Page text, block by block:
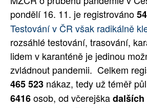
SOCIÁLNÍ SÍTĚ
PLNÁ VERZE STRÁNEK
pondělí 16. 11. je registrováno
Testování v ČR však radikálně
rozsáhlé testování, trasování,
lidem v karanténě je jedinou
zvládnout pandemii. Celkem
465 523 nákaz, tedy už téměř
6416osob, od včerejškadalších